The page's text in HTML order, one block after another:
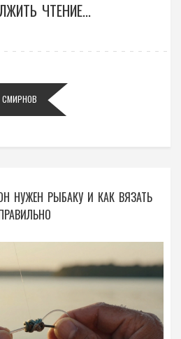
ЧТЕНИЕ...
НУЖЕН РЫБАКУ И КАК ВЯЗАТЬ